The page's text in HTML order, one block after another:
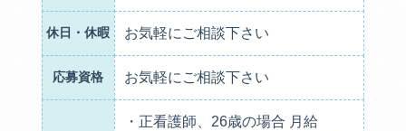
休日・休暇 お気軽にご相談下さい
応募資格 お気軽にご相談下さい
・正看護師、26歳の場合 月給